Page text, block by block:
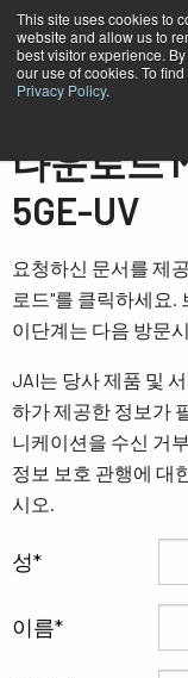
This site uses cookies to
website and allow us to
best visitor experience.
our use of cookies. To
Privacy Policy.
다운로드
5GE-UV
요청하신 문서를 제
로드"를 클릭하세요.
이단계는 다음 방문
JAI는 당사 제품 및
하가 제공한 정보가
니케이션을 수신 거
정보 보호 관행에 대
시오.
성
이름